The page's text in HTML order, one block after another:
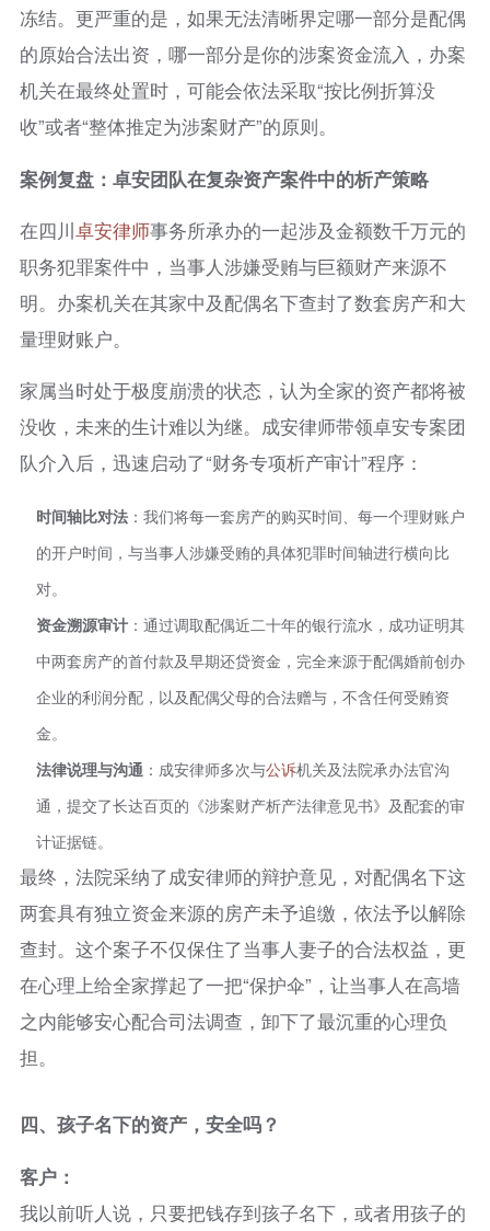
冻结。更严重的是，如果无法清晰界定哪一部分是配偶
的原始合法出资，哪一部分是你的涉案资金流入，办案
机关在最终处置时，可能会依法采取“按比例折算没
收”或者“整体推定为涉案财产”的原则。
案例复盘：卓安团队在复杂资产案件中的析产策略
在四川卓安律师事务所承办的一起涉及金额数千万元的
职务犯罪案件中，当事人涉嫌受贿与巨额财产来源不
明。办案机关在其家中及配偶名下查封了数套房产和大
量理财账户。
家属当时处于极度崩溃的状态，认为全家的资产都将被
没收，未来的生计难以为继。成安律师带领卓安专案团
队介入后，迅速启动了“财务专项析产审计”程序：
时间轴比对法：我们将每一套房产的购买时间、每一个理财账户
的开户时间，与当事人涉嫌受贿的具体犯罪时间轴进行横向比
对。
资金溯源审计：通过调取配偶近二十年的银行流水，成功证明其
中两套房产的首付款及早期还贷资金，完全来源于配偶婚前创办
企业的利润分配，以及配偶父母的合法赠与，不含任何受贿资
金。
法律说理与沟通 ：成安律师多次与公诉机关及法院承办法官沟
通，提交了长达百页的《涉案财产析产法律意见书》及配套的审
计证据链。
最终，法院采纳了成安律师的辩护意见，对配偶名下这
两套具有独立资金来源的房产未予追缴，依法予以解除
查封。这个案子不仅保住了当事人妻子的合法权益，更
在心理上给全家撑起了一把“保护伞”，让当事人在高墙
之内能够安心配合司法调查，卸下了最沉重的心理负
担。
四、 孩子名下的资产，安全吗？
客户：
我以前听人说，只要把钱存到孩子名下，或者用孩子的